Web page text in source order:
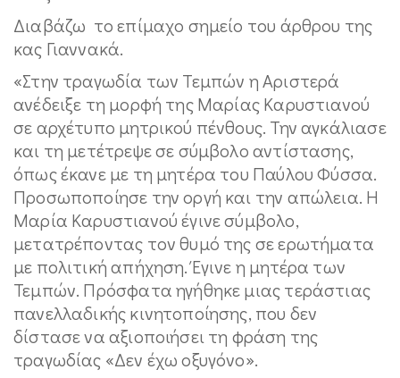
Διαβάζω το επίμαχο σημείο του άρθρου της
κας Γιαννακά.
«Στην τραγωδία των Τεμπών η Αριστερά
ανέδειξε τη μορφή της Μαρίας Καρυστιανού
σε αρχέτυπο μητρικού πένθους. Την αγκάλιασε
και τη μετέτρεψε σε σύμβολο αντίστασης,
όπως έκανε με τη μητέρα του Παύλου Φύσσα.
Προσωποποίησε την οργή και την απώλεια. Η
Μαρία Καρυστιανού έγινε σύμβολο,
μετατρέποντας τον θυμό της σε ερωτήματα
με πολιτική απήχηση. Έγινε η μητέρα των
Τεμπών. Πρόσφατα ηγήθηκε μιας τεράστιας
πανελλαδικής κινητοποίησης, που δεν
δίστασε να αξιοποιήσει τη φράση της
τραγωδίας «Δεν έχω οξυγόνο».